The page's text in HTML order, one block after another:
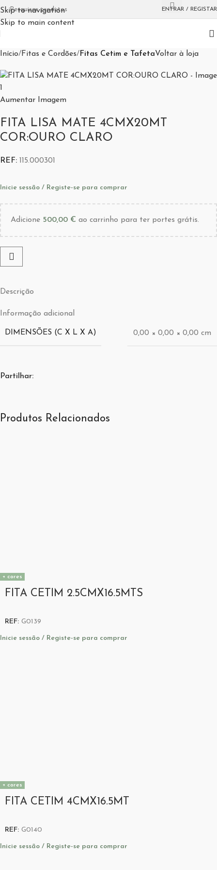
Skip to navigation
Skip to main content
ENTRAR / REGISTAR
Início Fitas e Cordões Fitas Cetim e TafetaVoltar à loja
Aumentar Imagem
FITA LISA MATE 4CMX20MT
COR:OURO CLARO
REF: 115.000301
Inicie sessão / Registe-se para comprar
Adicione 500,00 € ao carrinho para ter portes grátis.
Descrição
Informação adicional
DIMENSÕES (C X L X A) 0,00 × 0,00 × 0,00 cm
Partilhar:
Produtos Relacionados
+ cores
FITA CETIM 2.5CMX16.5MTS
REF: G0139
Inicie sessão / Registe-se para comprar
+ cores
FITA CETIM 4CMX16.5MT
REF: G0140
Inicie sessão / Registe-se para comprar